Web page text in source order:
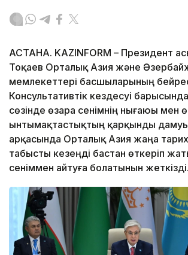
АСТАНА. KAZINFORM – Президент
Тоқаев Орталық Азия және
мемлекеттері басшыларының
Консультативтік кездесуі
сөзінде өзара сенімнің нығаюы мен
ынтымақтастықтың қарқынды
арқасында Орталық Азия жаңа
табысты кезеңді бастан өткеріп
сеніммен айтуға болатынын жеткізді.